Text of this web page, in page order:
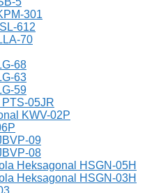
301
612
70
68
63
59
05JR
KWV-02P
09
08
Heksagonal HSGN-05H
Heksagonal HSGN-03H